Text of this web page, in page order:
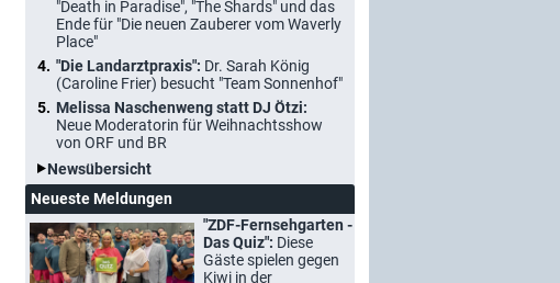
"Death in Paradise", "The Shards" und das
Ende für "Die neuen Zauberer vom Waverly
Place"
"Die Landarztpraxis": Dr. Sarah König
(Caroline Frier) besucht "Team Sonnenhof"
Melissa Naschenweng statt DJ Ötzi:
Neue Moderatorin für Weihnachtsshow
von ORF und BR
Newsübersicht
Neueste Meldungen
"ZDF-Fernsehgarten -
Das Quiz": Diese
Gäste spielen gegen
Kiwi in der